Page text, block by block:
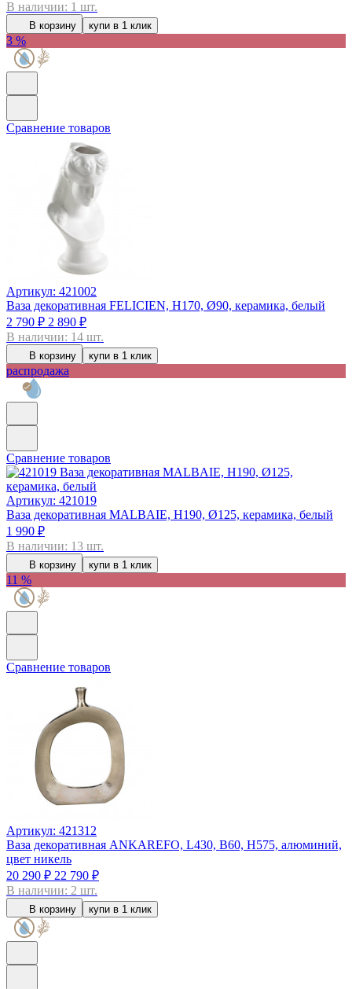
В наличии: 1 шт.
В корзину купи в 1 клик
3 %
Сравнение товаров
Артикул: 421002
Ваза декоративная FELICIEN, H170, Ø90, керамика, белый
2 790 ₽ 2 890 ₽
В наличии: 14 шт.
В корзину купи в 1 клик
распродажа
Сравнение товаров
Артикул: 421019
Ваза декоративная MALBAIE, H190, Ø125, керамика, белый
1 990 ₽
В наличии: 13 шт.
В корзину купи в 1 клик
11 %
Сравнение товаров
Артикул: 421312
Ваза декоративная ANKAREFO, L430, B60, H575, алюминий,
цвет никель
20 290 ₽ 22 790 ₽
В наличии: 2 шт.
В корзину купи в 1 клик